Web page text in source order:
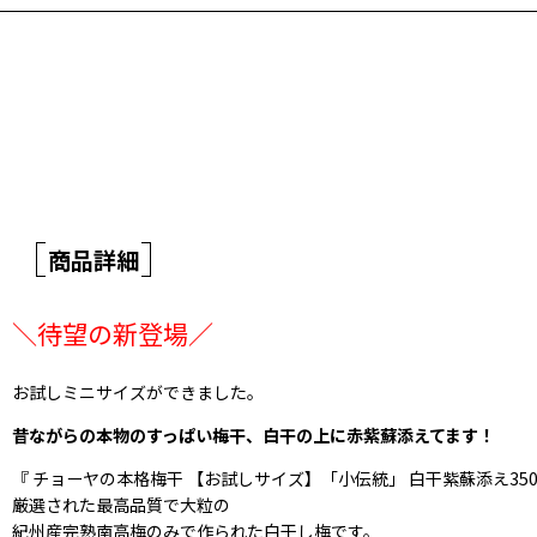
商品詳細
＼待望の新登場／
お試しミニサイズができました。
昔ながらの本物のすっぱい梅干、白干の上に赤紫蘇添えてます！
『 チョーヤの本格梅干 【お試しサイズ】「小伝統」 白干紫蘇添え
厳選された最高品質で大粒の
紀州産完熟南高梅のみで作られた白干し梅です。